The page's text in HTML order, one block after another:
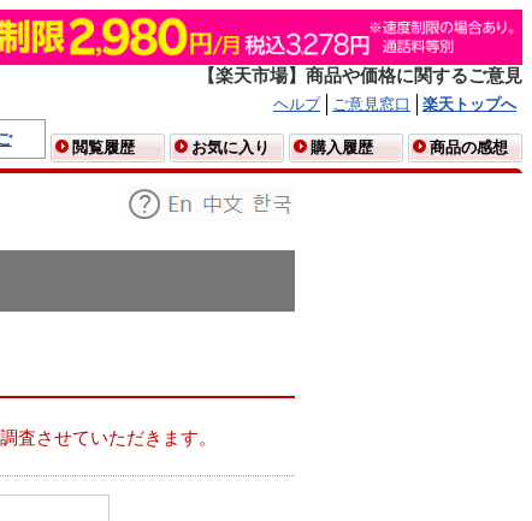
【楽天市場】商品や価格に関するご意見
ヘルプ ご意見窓口
楽天トップへ
閲覧履歴 お気に入り 購入履歴 商品の感想
査させていただきます。